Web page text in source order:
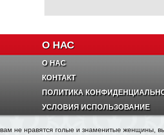
О НАС
О НАС
КОНТАКТ
ПОЛИТИКА
УСЛОВИЯ ИСПОЛЬЗОВАНИЕ
не нравятся голые и знаменитые женщины,